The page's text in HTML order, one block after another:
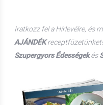
Iratkozz fel a Hírlevélre, és
AJÁNDÉKreceptfüzetünket!
Szupergyors Édességekés